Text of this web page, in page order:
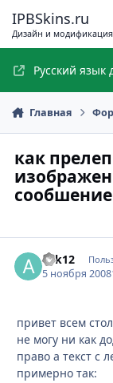
IPBSkins.ru
Дизайн и
Русский
Главная
как
alik12
5 ноября 2008
привет всем
не могу ни как
право а текст с
примерно так: